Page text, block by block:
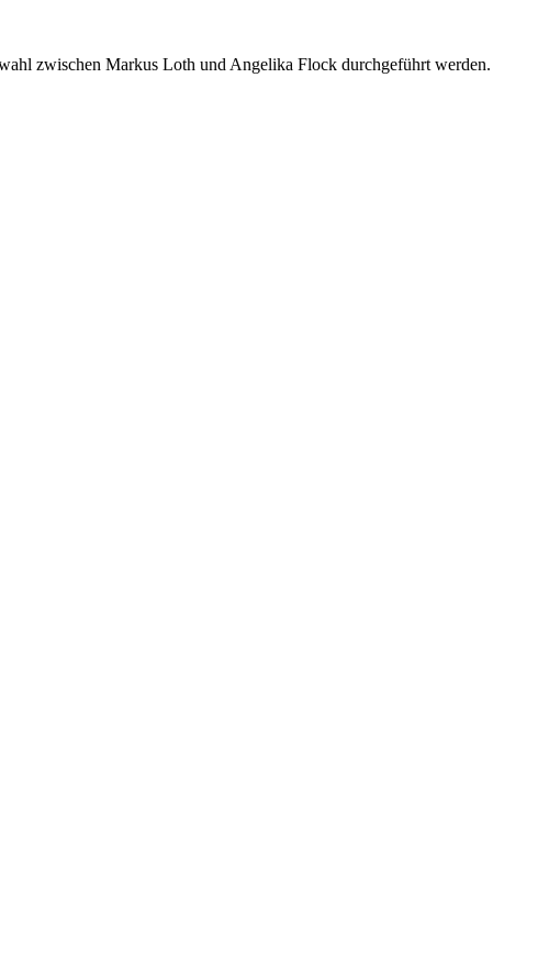
zwischen Markus Loth und Angelika Flock durchgeführt werden.